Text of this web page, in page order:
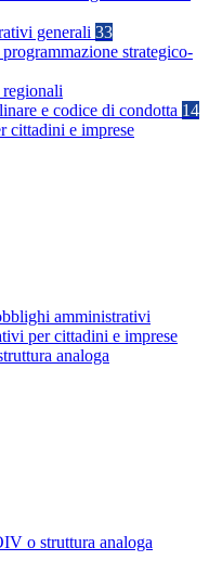
generali 33
strategico-
e codice di condotta 14
cittadini e imprese
amministrativi
per cittadini e imprese
analoga
o struttura analoga